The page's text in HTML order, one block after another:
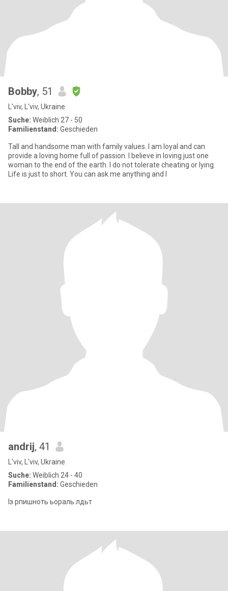
Bobby, 51
L'viv, L'viv, Ukraine
Suche: Weiblich 27 - 50
Familienstand: Geschieden
Tall and handsome man with family values. I am loyal and can
provide a loving home full of passion. I believe in loving just one
woman to the end of the earth. I do not tolerate cheating or lying.
Life is just to short. You can ask me anything and I
andrij, 41
L'viv, L'viv, Ukraine
Suche: Weiblich 24 - 40
Familienstand: Geschieden
Із рпишноть ьораль лдьт